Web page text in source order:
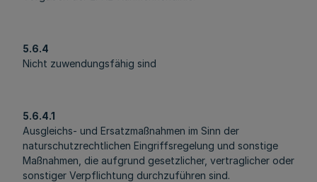
5.6.4
Nicht zuwendungsfähig sind
5.6.4.1
Ausgleichs- und Ersatzmaßnahmen im Sinn der
naturschutzrechtlichen Eingriffsregelung und sonstige
Maßnahmen, die aufgrund gesetzlicher, vertraglicher oder
sonstiger Verpflichtung durchzuführen sind.